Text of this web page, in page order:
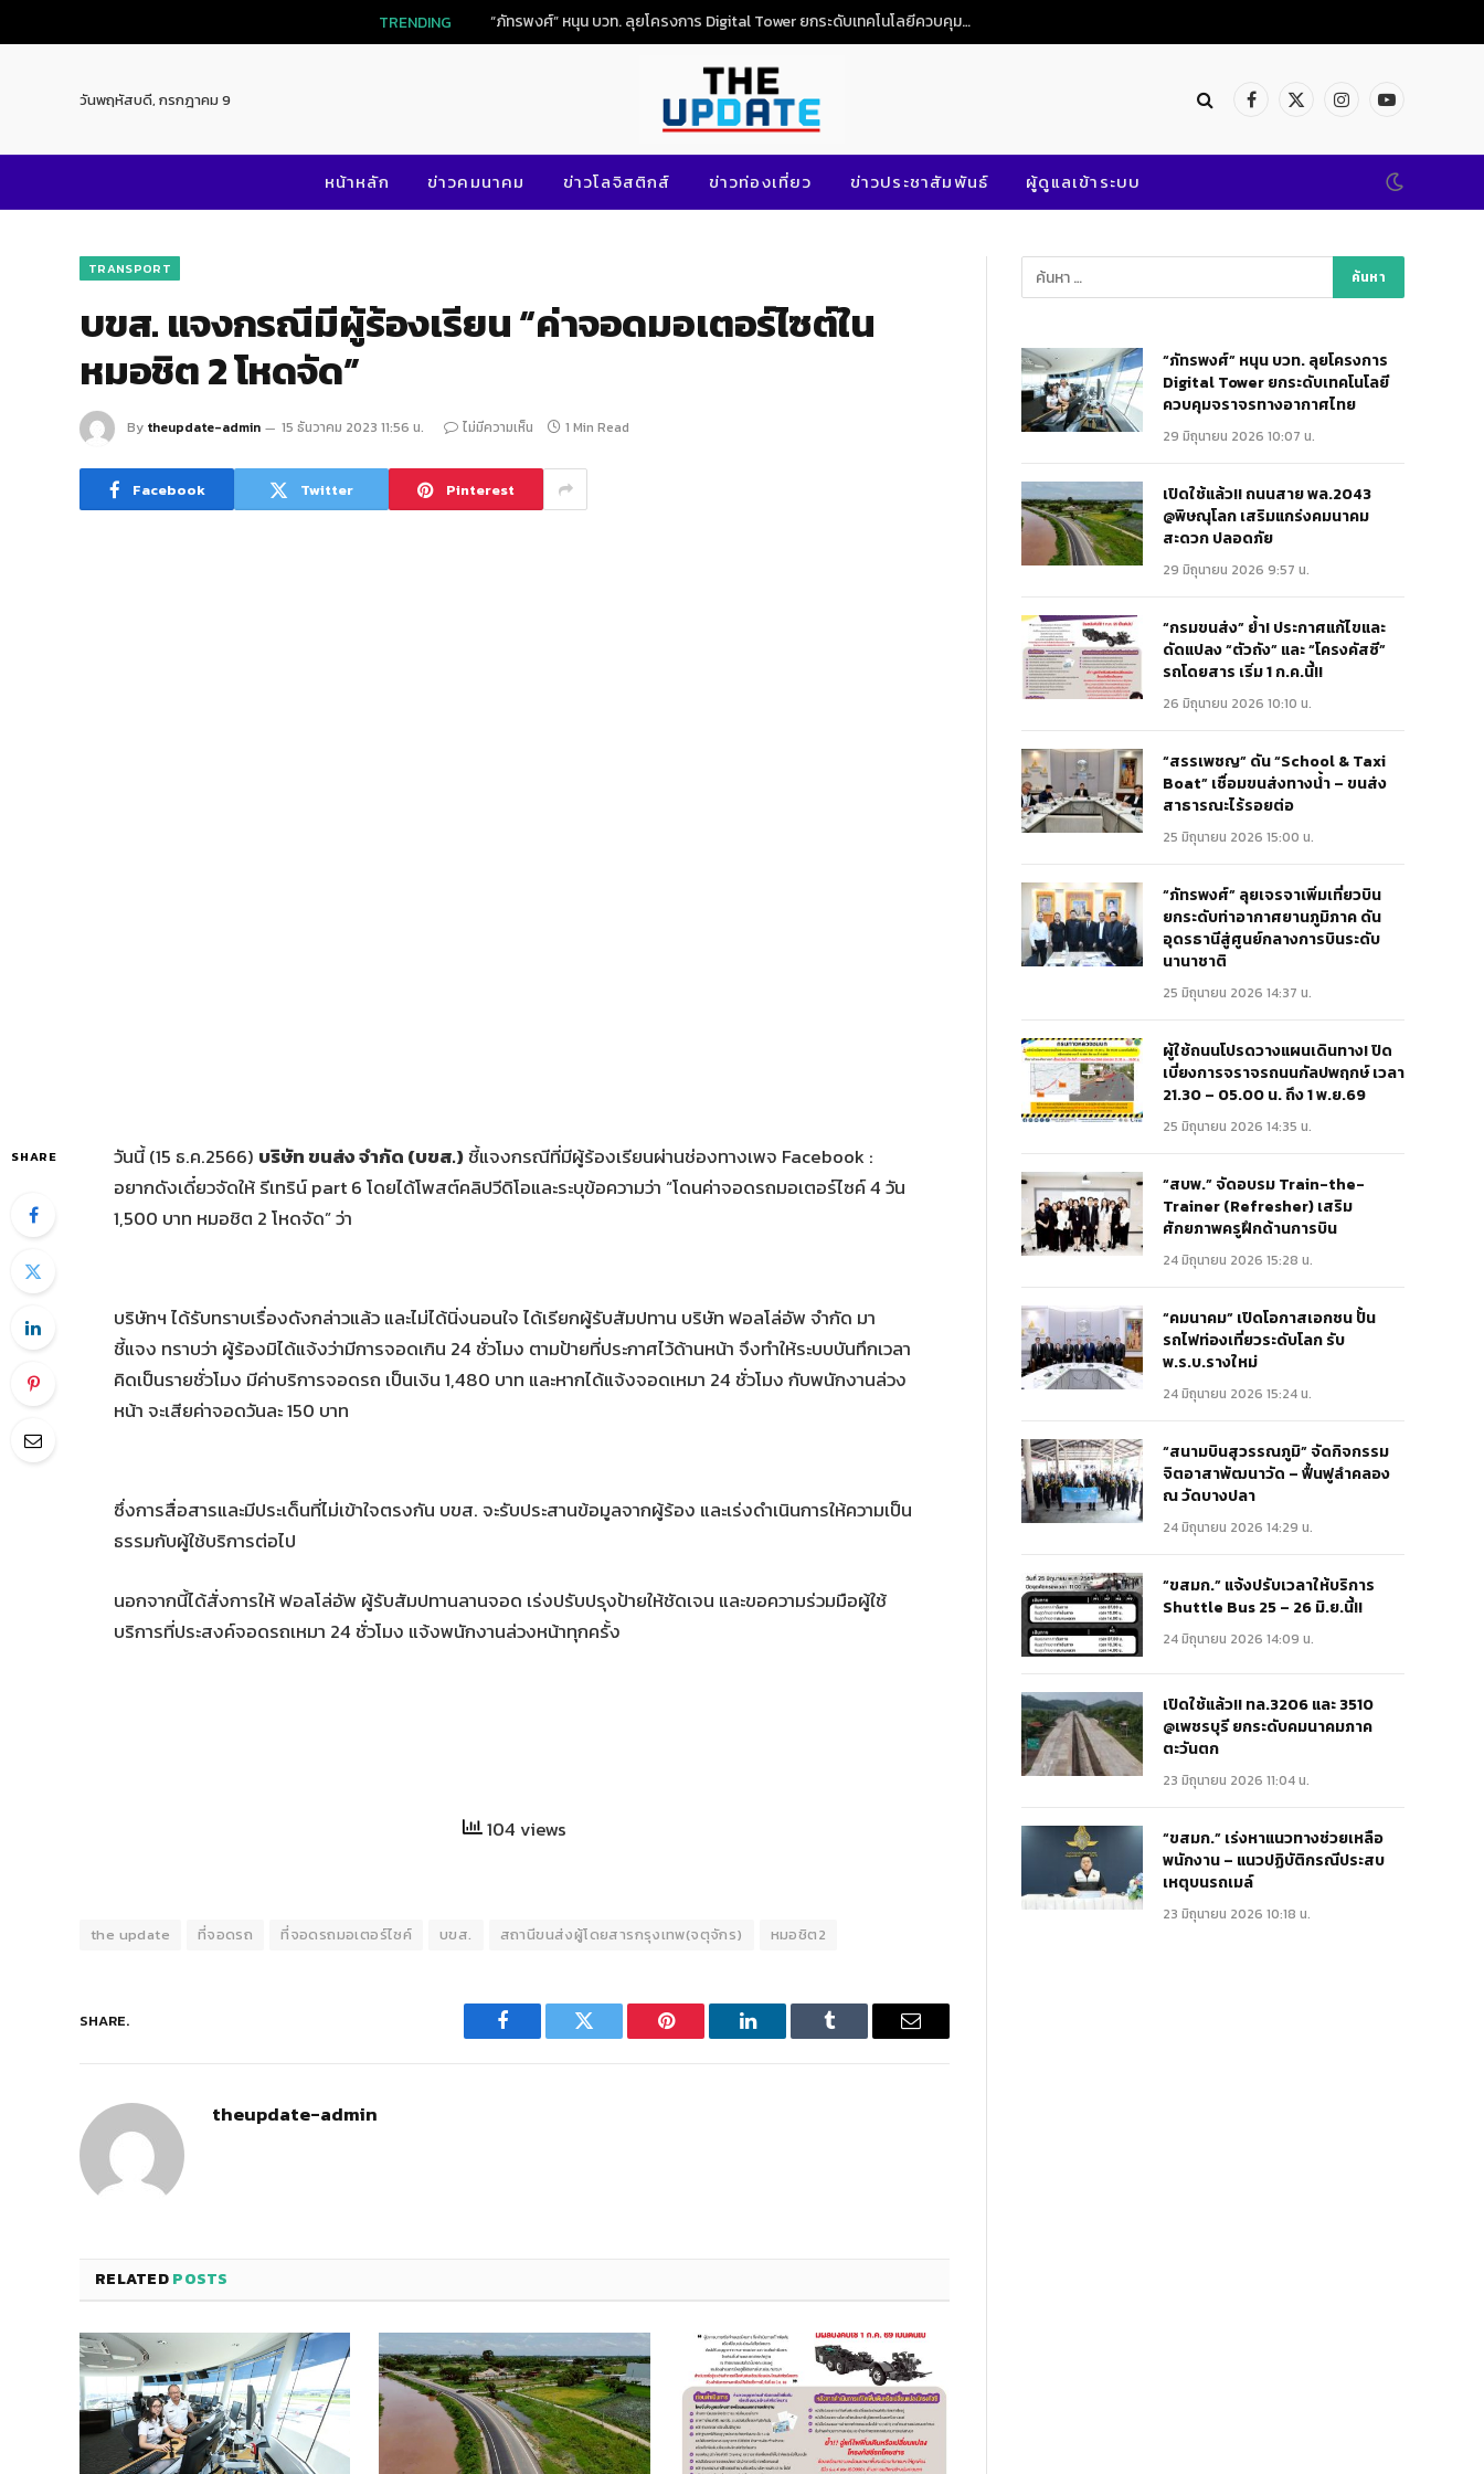
TRENDING “ภัทรพงศ์” หนุน บวท. ลุยโครงการ Digital Tower ยกระดับเทคโนโลยีควบคุมจราจรทางอากาศไทย
วันพฤหัสบดี, กรกฎาคม 9 Facebook
X
InstagramYouTube
หน้าหลัก ข่าวคมนาคม ข่าวโลจิสติกส์ ข่าวท่องเที่ยว ข่าวประชาสัมพันธ์ ผู้ดูแลเข้าระบบ
TRANSPORT
บขส. แจงกรณีมีผู้ร้องเรียน “ค่าจอดมอเตอร์ไซต์ใน
หมอชิต 2 โหดจัด”
By theupdate-admin 15 ธันวาคม 2023 11:56 น. ไม่มีความเห็น 1 Min Read
Facebook Twitter Pinterest
SHARE วันนี้ (15 ธ.ค.2566) บริษัท ขนส่ง จำกัด (บขส.) ชี้แจงกรณีที่มีผู้ร้องเรียนผ่านช่องทางเพจ Facebook :
อยากดังเดี๋ยวจัดให้ รีเทริน์ part 6 โดยได้โพสต์คลิปวีดิโอและระบุข้อความว่า “โดนค่าจอดรถมอเตอร์ไซค์ 4 วัน
1,500 บาท หมอชิต 2 โหดจัด” ว่า
บริษัทฯ ได้รับทราบเรื่องดังกล่าวแล้ว และไม่ได้นิ่งนอนใจ ได้เรียกผู้รับสัมปทาน บริษัท ฟอลโล่อัพ จำกัด มา
ชี้แจง ทราบว่า ผู้ร้องมิได้แจ้งว่ามีการจอดเกิน 24 ชั่วโมง ตามป้ายที่ประกาศไว้ด้านหน้า จึงทำให้ระบบบันทึกเวลา
คิดเป็นรายชั่วโมง มีค่าบริการจอดรถ เป็นเงิน 1,480 บาท และหากได้แจ้งจอดเหมา 24 ชั่วโมง กับพนักงานล่วง
หน้า จะเสียค่าจอดวันละ 150 บาท
ซึ่งการสื่อสารและมีประเด็นที่ไม่เข้าใจตรงกัน บขส. จะรับประสานข้อมูลจากผู้ร้อง และเร่งดำเนินการให้ความเป็น
ธรรมกับผู้ใช้บริการต่อไป
นอกจากนี้ได้สั่งการให้ ฟอลโล่อัพ ผู้รับสัมปทานลานจอด เร่งปรับปรุงป้ายให้ชัดเจน และขอความร่วมมือผู้ใช้
บริการที่ประสงค์จอดรถเหมา 24 ชั่วโมง แจ้งพนักงานล่วงหน้าทุกครั้ง
104 views
the update ที่จอดรถ ที่จอดรถมอเตอร์ไซค์ บขส. สถานีขนส่งผู้โดยสารกรุงเทพ(จตุจักร) หมอชิต2
SHARE.
Facebook Twitter Pinterest LinkedIn Tumblr Email
theupdate-admin
RELATEDPOSTS
“ภัทรพงศ์” หนุน บวท. ลุยโครงการ
Digital Tower ยกระดับเทคโนโลยี
ควบคุมจราจรทางอากาศไทย
29 มิถุนายน 2026 10:07 น.
เปิดใช้แล้ว!! ถนนสาย พล.2043
@พิษณุโลก เสริมแกร่งคมนาคม
สะดวก ปลอดภัย
29 มิถุนายน 2026 9:57 น.
“กรมขนส่ง” ย้ำ! ประกาศแก้ไขและ
ดัดแปลง “ตัวถัง” และ “โครงคัสซี”
รถโดยสาร เริ่ม 1 ก.ค.นี้!!
26 มิถุนายน 2026 10:10 น.
“สรรเพชญ” ดัน “School & Taxi
Boat” เชื่อมขนส่งทางน้ำ – ขนส่ง
สาธารณะไร้รอยต่อ
25 มิถุนายน 2026 15:00 น.
“ภัทรพงศ์” ลุยเจรจาเพิ่มเที่ยวบิน
ยกระดับท่าอากาศยานภูมิภาค ดัน
อุดรธานีสู่ศูนย์กลางการบินระดับ
นานาชาติ
25 มิถุนายน 2026 14:37 น.
ผู้ใช้ถนนโปรดวางแผนเดินทาง! ปิด
เบี่ยงการจราจรถนนกัลปพฤกษ์ เวลา
21.30 – 05.00 น. ถึง 1 พ.ย.69
25 มิถุนายน 2026 14:35 น.
“สบพ.” จัดอบรม Train-the-
Trainer (Refresher) เสริม
ศักยภาพครูฝึกด้านการบิน
24 มิถุนายน 2026 15:28 น.
“คมนาคม” เปิดโอกาสเอกชน ปั้น
รถไฟท่องเที่ยวระดับโลก รับ
พ.ร.บ.รางใหม่
24 มิถุนายน 2026 15:24 น.
“สนามบินสุวรรณภูมิ” จัดกิจกรรม
จิตอาสาพัฒนาวัด – ฟื้นฟูลำคลอง
ณ วัดบางปลา
24 มิถุนายน 2026 14:29 น.
“ขสมก.” แจ้งปรับเวลาให้บริการ
Shuttle Bus 25 – 26 มิ.ย.นี้!!
24 มิถุนายน 2026 14:09 น.
เปิดใช้แล้ว!! ทล.3206 และ 3510
@เพชรบุรี ยกระดับคมนาคมภาค
ตะวันตก
23 มิถุนายน 2026 11:04 น.
“ขสมก.” เร่งหาแนวทางช่วยเหลือ
พนักงาน – แนวปฏิบัติกรณีประสบ
เหตุบนรถเมล์
23 มิถุนายน 2026 10:18 น.